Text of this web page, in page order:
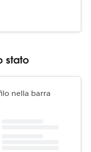
stato
nella barra